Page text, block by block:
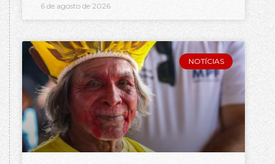
6 de agosto de 2026
NOTÍCIAS